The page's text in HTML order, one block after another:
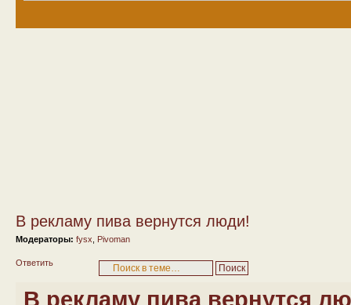
В рекламу пива вернутся люди!
Модераторы: fysx Pivoman
Ответить
В рекламу пива вернутся